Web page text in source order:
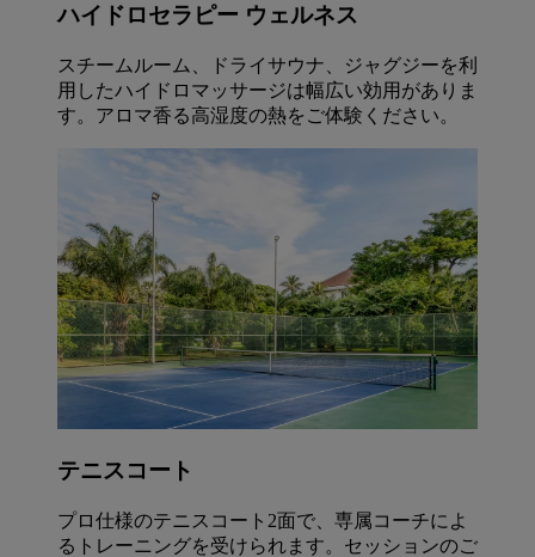
ハイドロセラピー ウェルネス
スチームルーム、ドライサウナ、ジャグジーを利
用したハイドロマッサージは幅広い効用がありま
す。アロマ香る高湿度の熱をご体験ください。
テニスコート
プロ仕様のテニスコート2面で、専属コーチによ
るトレーニングを受けられます。セッションのご